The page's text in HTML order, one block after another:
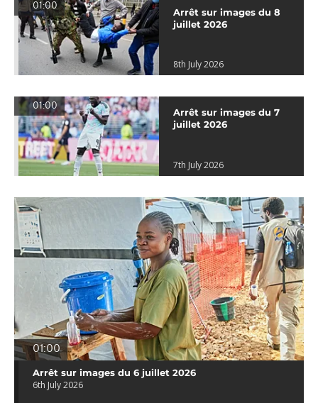
01:00
Arrêt sur images du 8
juillet 2026
8th July 2026
01:00
Arrêt sur images du 7
juillet 2026
7th July 2026
01:00
Arrêt sur images du 6 juillet 2026
6th July 2026